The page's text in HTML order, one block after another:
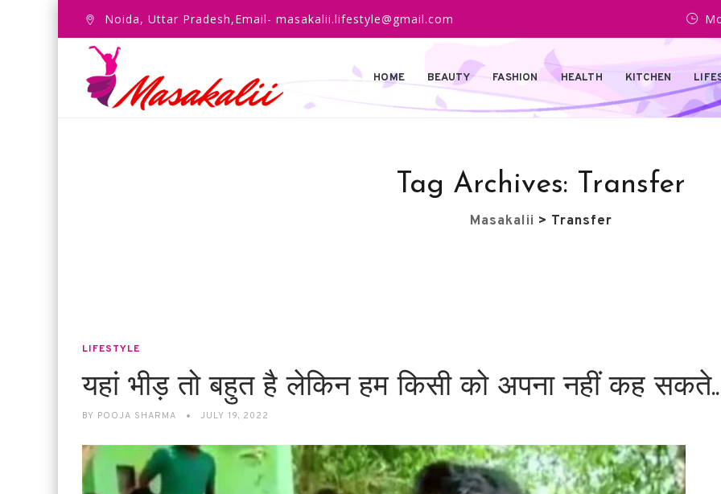
Noida, Uttar Pradesh,Email- masakalii.lifestyle@gmail.com
HOME BEAUTY FASHION HEALTH KITCHEN
Tag Archives: Transfer
Masakalii > Transfer
LIFESTYLE
यहां भीड़ तो बहुत है लेकिन हम किसी को अपना नहीं कह सकते..
BY POOJA SHARMA JULY 19, 2022